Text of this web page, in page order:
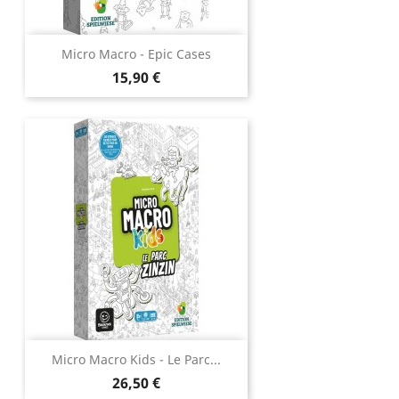
Micro Macro - Epic Cases
Prix
15,90 €
Micro Macro Kids - Le Parc...
Prix
26,50 €